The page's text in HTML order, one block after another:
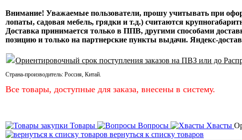
Внимание! Уважаемые пользователи, прошу учитывать при
лопаты, садовая мебель, грядки и т.д.) считаются
Доставка принимается только в ППВ, другими способами
позицию и только на партнерские пункты выдачи. Яндекс-
Ориентировочный срок поступления заказов на ПВЗ или до
Страна-производитель: Россия, Китай.
Все товары, доступные для заказа, внесены в систему.
Товары Вопросы Хвасты
вернуться к списку товаров